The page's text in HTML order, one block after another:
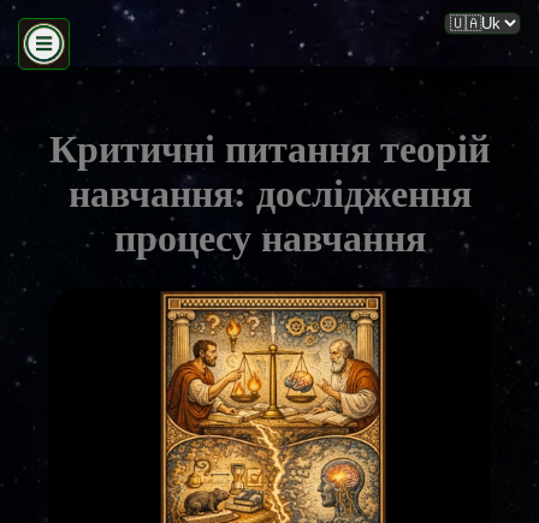
Критичні питання теорій
навчання: дослідження
процесу навчання